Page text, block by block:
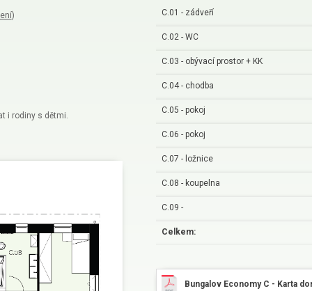
)
i rodiny s dětmi.
C.01 - zádveří
C.02 - WC
C.03 - obývací prostor + KK
C.04 - chodba
C.05 - pokoj
C.06 - pokoj
C.07 - ložnice
C.08 - koupelna
C.09 -
Celkem:
Bungalov Economy C - Karta